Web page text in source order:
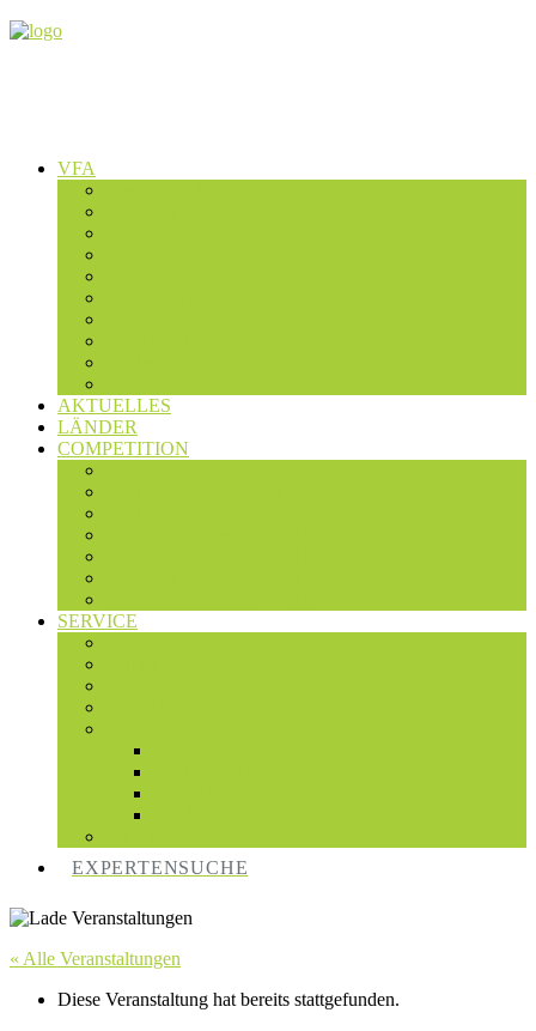
VFA
AKTUELLES
LÄNDER
COMPETITION
SERVICE
EXPERTENSUCHE
« Alle Veranstaltungen
Diese Veranstaltung hat bereits stattgefunden.